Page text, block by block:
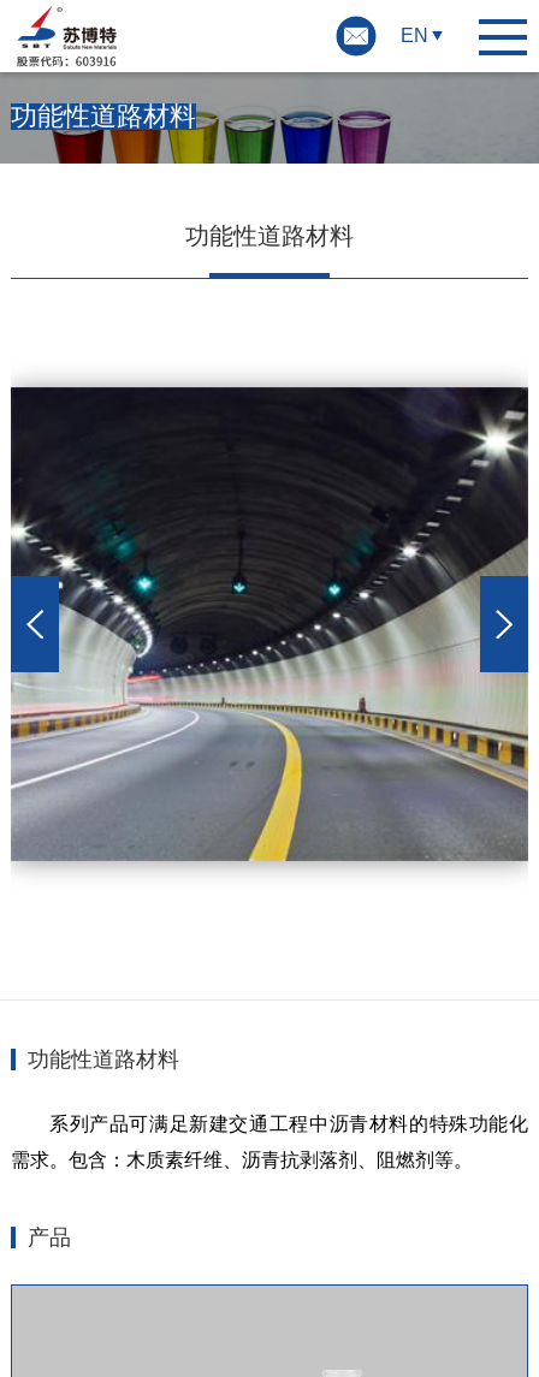
EN
功能性道路材料
功能性道路材料
功能性道路材料
系列产品可满足新建交通工程中沥青材料的特殊功能化
需求。包含：木质素纤维、沥青抗剥落剂、阻燃剂等。
产品